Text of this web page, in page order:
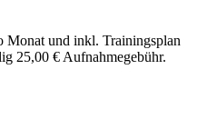
Monat und inkl. Trainingsplan
25,00 € Aufnahmegebühr.